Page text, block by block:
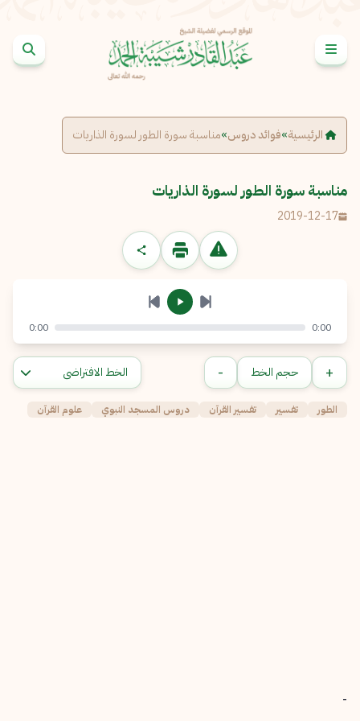
الرئيسية»فوائد دروس»مناسبة سورة الطور لسورة الذاريات
مناسبة سورة الطور لسورة الذاريات
2019-12-17
الإبلاغ عن مشكلة
الرسالة
إرسال إلغاء
0:00
0:00
+ حجم الخط -
الطور تفسير تفسير القرآن دروس المسجد النبوي علوم القرآن
-